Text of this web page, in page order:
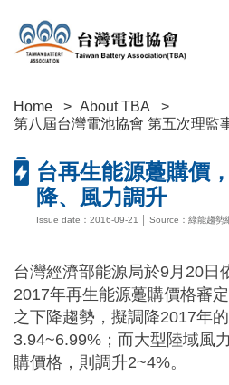
Home
About TBA
第八屆台灣電池協會 第五次理監
台再生能源躉購價
降、風力調升
Issue date：2016-09-21 │ Source：綠能趨勢
台灣經濟部能源局於9月20日
2017年再生能源躉購價格審
之下降趨勢，擬調降2017年
3.94~6.99%；而大型陸域風
購價格，則調升2~4%。